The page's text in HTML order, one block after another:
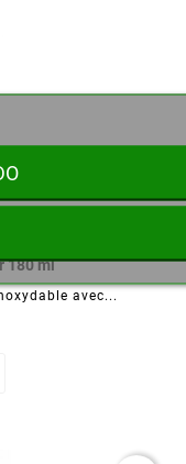
180 ml
avec...